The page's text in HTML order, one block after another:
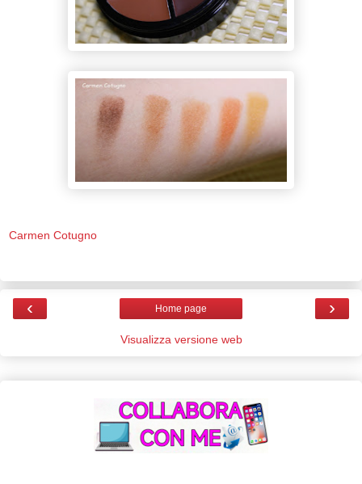
Carmen Cotugno
‹ ›
Home page
Visualizza versione web